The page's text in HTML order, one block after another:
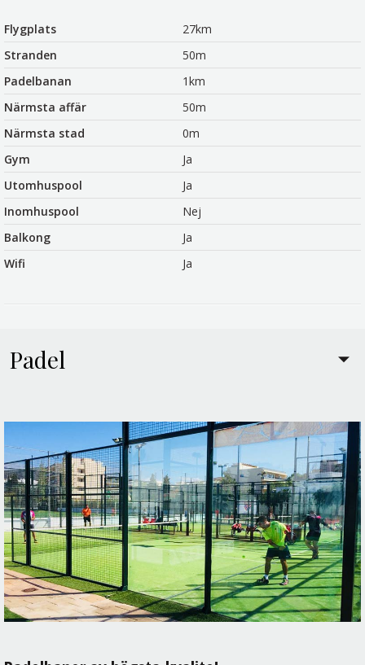
Flygplats
27km
Stranden
50m
Padelbanan
1km
Närmsta affär
50m
Närmsta stad
0m
Gym
Ja
Utomhuspool
Ja
Inomhuspool
Nej
Balkong
Ja
Wifi
Ja
Padel